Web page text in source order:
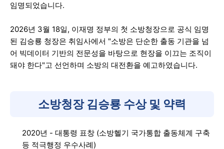
임명되었습니다.
2026년 3월 18일, 이재명 정부의 첫 소방청장으로 공식 임명
된 김승룡 청장은 취임사에서 "소방은 단순한 출동 기관을 넘
어 빅데이터 기반의 전문성을 바탕으로 현장을 이끄는 조직이
돼야 한다"고 선언하며 소방의 대전환을 예고하였습니다.
소방청장 김승룡 수상 및 약력
2020년 - 대통령 표창 (소방헬기 국가통합 출동체계 구축
등 적극행정 우수사례)